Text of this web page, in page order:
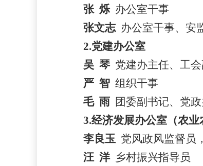
张 烁 办公室干事
张文志 办公室干事、安
2.党建办公室
吴 琴 党建办主任、工
严 智 组织干事
毛 雨 团委副书记、 党政
3.经济发展办公室（农业
李良玉 党风政风监督员
汪 洋 乡村振兴指导员